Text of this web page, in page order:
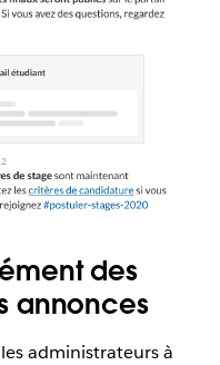
des
annonces
administrateurs à